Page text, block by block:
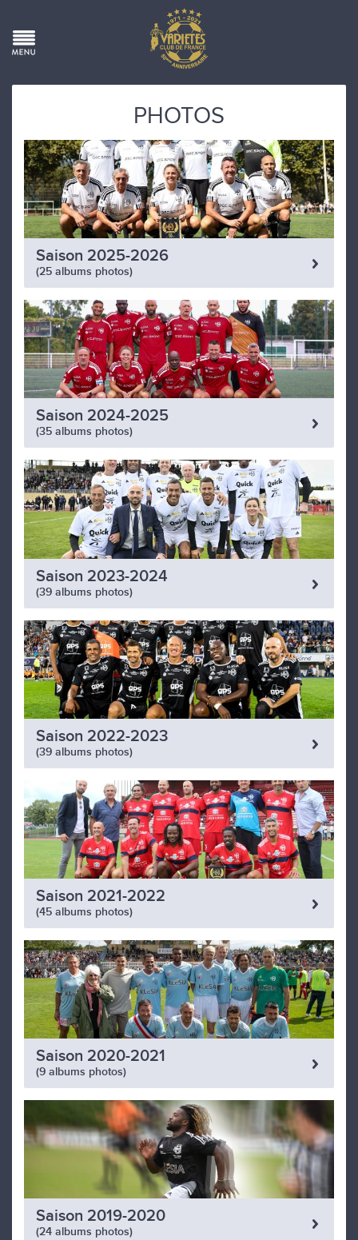
PHOTOS
Saison 2025-2026
(25 albums photos)
Saison 2024-2025
(35 albums photos)
Saison 2023-2024
(39 albums photos)
Saison 2022-2023
(39 albums photos)
Saison 2021-2022
(45 albums photos)
Saison 2020-2021
(9 albums photos)
Saison 2019-2020
(24 albums photos)